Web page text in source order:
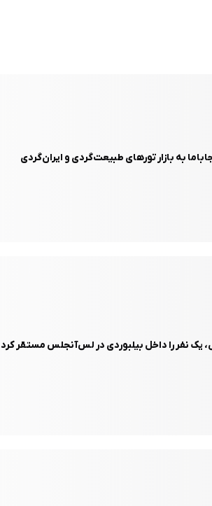
به بازار تورهای طبیعت‌گردی و ایران‌گردی
یک نفر را داخل بیلبوردی در لس‌آنجلس مستقر کرد